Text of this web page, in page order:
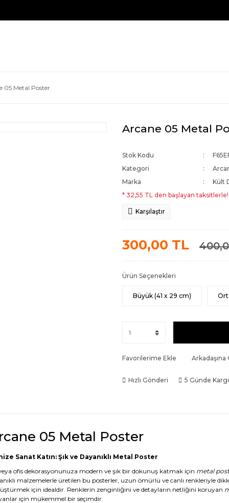
05 Metal Poster
Arcane 05 Metal
Stok Kodu
Kategori
Marka
Kült
* 32,55 TL den başlayan taksitlerle!
Karşılaştır
300,00 TL
Ürün Seçenekleri
Büyük (41 x 29 cm)
Favorilerime Ekle Arkadaşına
Hızlı Gönderi 5 Günde
05 Metal Poster
Sanat Katın: Şık ve Dayanıklı Metal Poster
ofis dekorasyonunuza modern ve şık bir dokunuş katmak için metal
malzemelerle üretilen bu posterler, uzun ömürlü ve canlı renkleriyle
için idealdir. Renklerin zenginliğini ve detayların netliğini koruyan
için mükemmel bir seçimdir.